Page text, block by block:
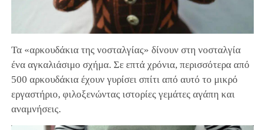
Τα «αρκουδάκια της νοσταλγίας» δίνουν στη νοσταλγία
ένα αγκαλιάσιμο σχήμα. Σε επτά χρόνια, περισσότερα από
500 αρκουδάκια έχουν γυρίσει σπίτι από αυτό το μικρό
εργαστήριο, φιλοξενώντας ιστορίες γεμάτες αγάπη και
αναμνήσεις.